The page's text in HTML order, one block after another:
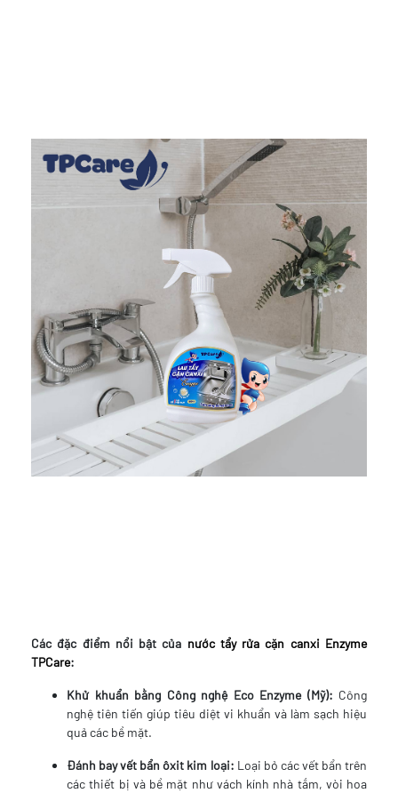
Các đặc điểm nổi bật của nước tẩy rửa cặn canxi Enzyme
TPCare:
Khử khuẩn bằng Công nghệ Eco Enzyme (Mỹ): Công
nghệ tiên tiến giúp tiêu diệt vi khuẩn và làm sạch hiệu
quả các bề mặt.
Đánh bay vết bẩn ôxit kim loại: Loại bỏ các vết bẩn trên
các thiết bị và bề mặt như vách kính nhà tắm, vòi hoa